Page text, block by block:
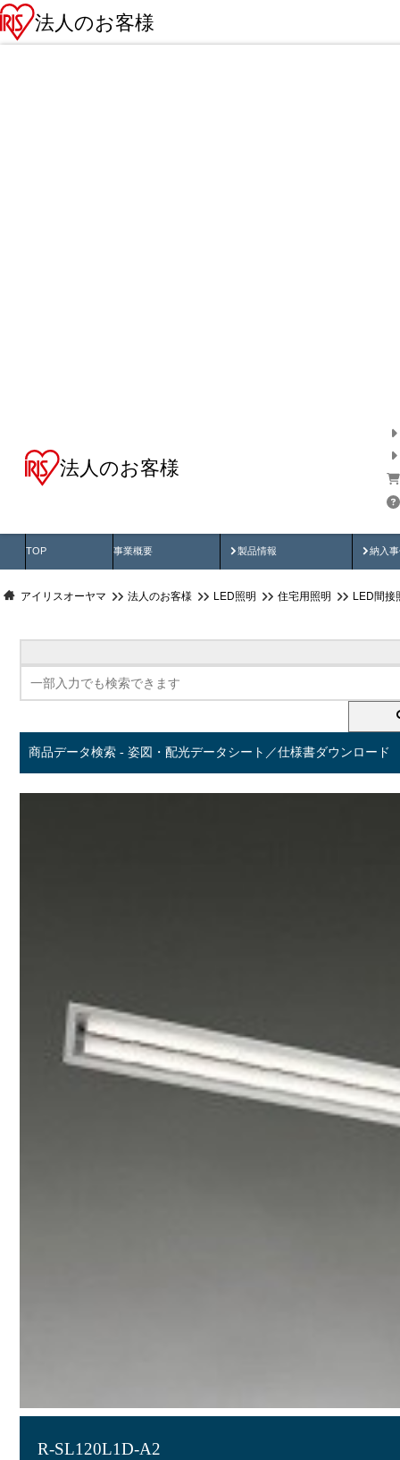
法人のお客様
法人のお客様
TOP 事業概要 製品情報
製品動画 納入
納
アイリスオーヤマ 法人のお客様 LED照明 住宅用照明 LED間接
商品データ検索 - 姿図・配光データシート／仕様書ダウンロード
R-SL120L1D-A2